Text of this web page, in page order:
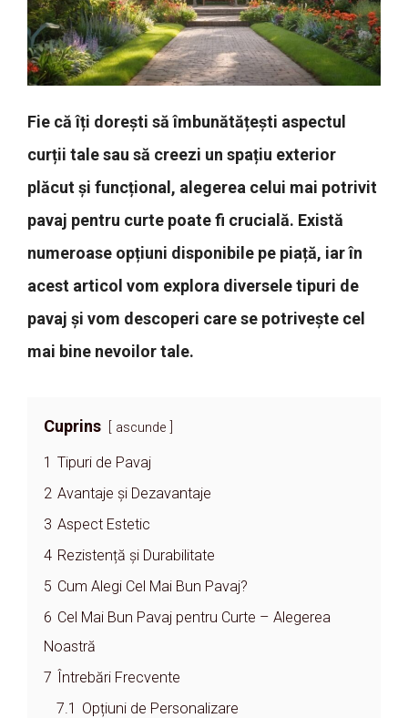
Fie că îți dorești să îmbunătățești aspectul
curții tale sau să creezi un spațiu exterior
plăcut și funcțional, alegerea celui mai potrivit
pavaj pentru curte poate fi crucială. Există
numeroase opțiuni disponibile pe piață, iar în
acest articol vom explora diversele tipuri de
pavaj și vom descoperi care se potrivește cel
mai bine nevoilor tale.
Cuprins ascunde
1 Tipuri de Pavaj
2 Avantaje și Dezavantaje
3 Aspect Estetic
4 Rezistență și Durabilitate
5 Cum Alegi Cel Mai Bun Pavaj?
6 Cel Mai Bun Pavaj pentru Curte – Alegerea
Noastră
7 Întrebări Frecvente
7.1 Opțiuni de Personalizare